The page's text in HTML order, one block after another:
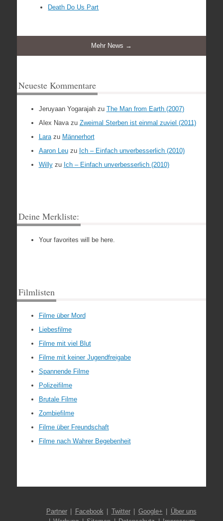
Death Do Us Part
Mehr News →
Neueste Kommentare
Jeruyaan Yogarajahzu The Man from Earth (2007)
Alex Navazu Zweimal Sterben ist einmal zuviel (2011)
Larazu Männerhort
Aaron Leuzu Ich – Einfach unverbesserlich (2010)
Willyzu Ich – Einfach unverbesserlich (2010)
Deine Merkliste:
Your favorites will be here.
Filmlisten
Filme über Mord
Liebesfilme
Filme mit viel Blut
Filme mit keiner Jugendfreigabe
Spannende Filme
Polizeifilme
Brutale Filme
Zombiefilme
Filme über Freundschaft
Filme nach Wahrer Begebenheit
Partner Facebook Twitter Google+
Über uns